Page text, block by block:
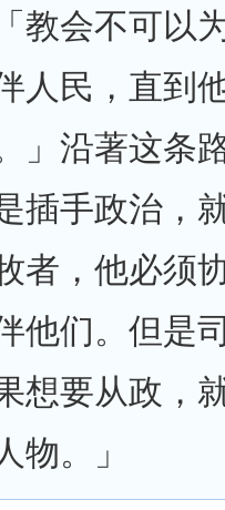
教会不可以
人民，直到
」沿著这条
插手政治，
，他必须
他们。但是
想要从政，
物。」